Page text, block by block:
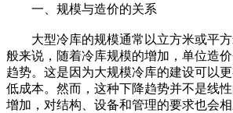
一、规模与造价的关系
大型冷库的规模通常以立方米或平方
般来说，随着冷库规模的增加，单位造
趋势。这是因为大规模冷库的建设可以
低成本。然而，这种下降趋势并不是线
增加，对结构、设备和管理的要求也会